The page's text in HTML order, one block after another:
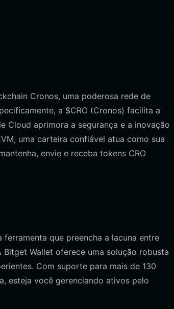
Cronos, uma poderosa rede de
a $CRO (Cronos) facilita a
Cloud aprimora a segurança e a inovação
uma carteira confiável atua como sua
envie e receba tokens CRO
que preencha a lacuna entre
Wallet oferece uma solução robusta
Com suporte para mais de 130
esteja você gerenciando ativos pelo